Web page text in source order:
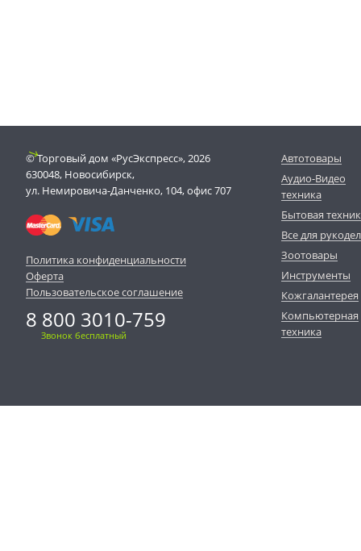
© Торговый дом «РусЭкспресс», 2026
630048, Новосибирск,
ул. Немировича-Данченко, 104, офис 707
Политика конфиденциальности
Оферта
Пользовательское соглашение
8 800 3010-759
Звонок бесплатный
Автотовары
Аудио-Видео
техника
Бытовая
Все для
Зоотовары
Инструменты
Кожгалантерея
Компьютерная
техника